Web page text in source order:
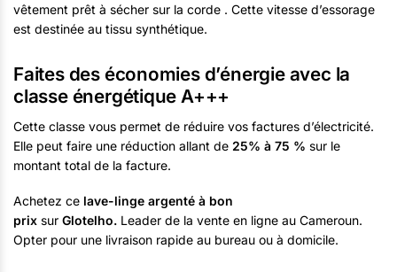
vêtement prêt à sécher sur la corde . Cette vitesse d’essorage
est destinée au tissu synthétique.
Faites des économies d’énergie avec la
classe énergétique A+++
Cette classe vous permet de réduire vos factures d’électricité.
Elle peut faire une réduction allant de 25% à 75 % sur le
montant total de la facture.
Achetez ce lave-linge argenté à bon
prix sur Glotelho. Leader de la vente en ligne au Cameroun.
Opter pour une livraison rapide au bureau ou à domicile.